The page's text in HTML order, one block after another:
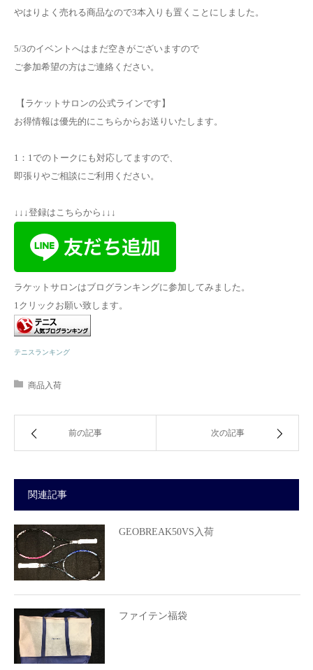
やはりよく売れる商品なので3本入りも置くことにしました。
5/3のイベントへはまだ空きがございますので
ご参加希望の方はご連絡ください。
【ラケットサロンの公式ラインです】
お得情報は優先的にこちらからお送りいたします。
1：1でのトークにも対応してますので、
即張りやご相談にご利用ください。
↓↓↓登録はこちらから↓↓↓
ラケットサロンはブログランキングに参加してみました。
1クリックお願い致します。
テニスランキング
商品入荷
前の記事 次の記事
関連記事
GEOBREAK50VS入荷
ファイテン福袋